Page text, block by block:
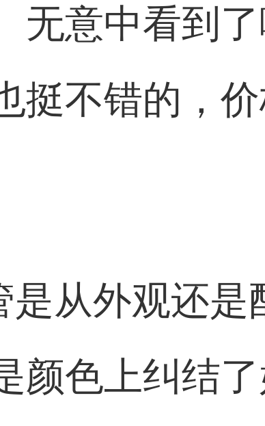
无意中看到
挺不错的，
从外观还是
颜色上纠结